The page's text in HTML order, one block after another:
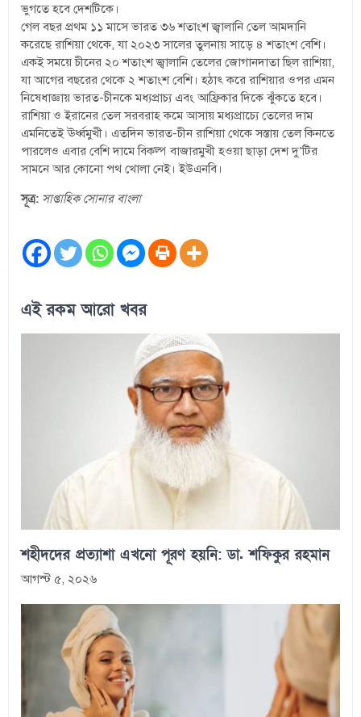
ভুগতে হবে দেশটিকে।
গেল বছর প্রথম ১১ মাসে ভারত ৩৬ শতাংশ জ্বালানি তেল আমদানি
করেছে রাশিয়া থেকে, যা ২০২৩ সালের তুলনায় সাড়ে ৪ শতাংশ বেশি।
একই সময়ে চীনের ২০ শতাংশ জ্বালানি তেলের জোগানদাতা ছিল রাশিয়া,
যা আগের বছরের থেকে ২ শতাংশ বেশি। হঠাৎ করে রাশিয়ার ওপর এমন
নিষেধাজ্ঞায় ভারত-চীনকে মধ্যপ্রাচ্য এবং আফ্রিকার দিকে ঝুঁকতে হবে।
রাশিয়া ও ইরানের তেল সরবরাহ কমে আসায় মধ্যপ্রাচ্যে তেলের দাম
এমনিতেই ঊর্ধ্বমুখী। এতদিন ভারত-চীন রাশিয়া থেকে সস্তায় তেল কিনতে
পারলেও এবার বেশি দামে বিকল্প বাজারমুখী হওয়া ছাড়া দেশ দু’টির
সামনে আর কোনো পথ খোলা নেই। ইউএনবি।
সূত্র: সাপ্তাহিক সোনার বাংলা
এই রকম আরো খবর
শহীদদের প্রত্যাশা এখনো পূরণ হয়নি: ডা. শফিকুর রহমান
আগস্ট ৫, ২০২৬